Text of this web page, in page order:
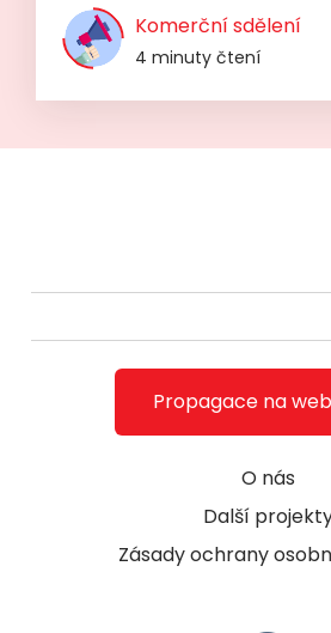
Komerční sdělení
4 minuty čtení
O nás
Další
Zásady ochrany
Propagace na